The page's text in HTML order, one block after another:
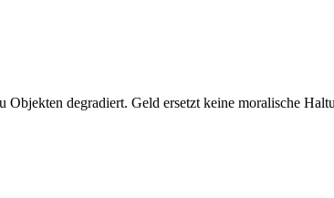
degradiert. Geld ersetzt keine moralische